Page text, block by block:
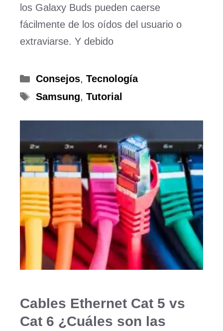
los Galaxy Buds pueden caerse
fácilmente de los oídos del usuario o
extraviarse. Y debido
Categorías
Consejos, Tecnología
Etiquetas
Samsung, Tutorial
Cables Ethernet Cat 5 vs
Cat 6 ¿Cuáles son las